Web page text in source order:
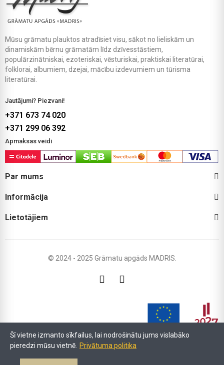
Mūsu grāmatu plauktos atradīsiet visu, sākot no lieliskām un
dinamiskām bērnu grāmatām līdz dzīvesstāstiem,
populārzinātniskai, ezoteriskai, vēsturiskai, praktiskai literatūrai,
folklorai, albumiem, dzejai, mācību izdevumiem un tūrisma
literatūrai.
Jautājumi? Piezvani!
+371 673 74 020
+371 299 06 392
Apmaksas veidi
Par mums
Informācija
Lietotājiem
© 2024 - 2025 Grāmatu apgāds MADRIS.
LIAA atbalsta programmas "Atbalsts procesu digitalizācijai" ietvaros (Līgums
Nr.17.2-5-L-2024/392) SIA MADRIS ir īstenojis e-komercijas platformas
Šī vietne izmanto sīkfailus, lai nodrošinātu jums vislabāko
pieredzi mūsu vietnē.
Privātuma politika